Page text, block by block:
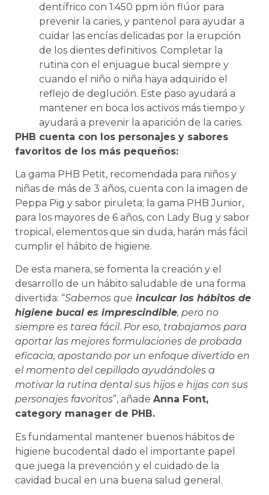
dentífrico con 1.450 ppm ión flúor para
prevenir la caries, y pantenol para ayudar a
cuidar las encías delicadas por la erupción
de los dientes definitivos. Completar la
rutina con el enjuague bucal siempre y
cuando el niño o niña haya adquirido el
reflejo de deglución. Este paso ayudará a
mantener en boca los activos más tiempo y
ayudará a prevenir la aparición de la caries.
PHB cuenta con los personajes y sabores
favoritos de los más pequeños:
La gama PHB Petit, recomendada para niños y
niñas de más de 3 años, cuenta con la imagen de
Peppa Pig y sabor piruleta; la gama PHB Junior,
para los mayores de 6 años, con Lady Bug y sabor
tropical, elementos que sin duda, harán más fácil
cumplir el hábito de higiene.
De esta manera, se fomenta la creación y el
desarrollo de un hábito saludable de una forma
divertida: “Sabemos que inculcar los hábitos de
higiene bucal es imprescindible, pero no
siempre es tarea fácil. Por eso, trabajamos para
aportar las mejores formulaciones de probada
eficacia, apostando por un enfoque divertido en
el momento del cepillado ayudándoles a
motivar la rutina dental sus hijos e hijas con sus
personajes favoritos”, añade Anna Font,
category manager de PHB.
Es fundamental mantener buenos hábitos de
higiene bucodental dado el importante papel
que juega la prevención y el cuidado de la
cavidad bucal en una buena salud general.